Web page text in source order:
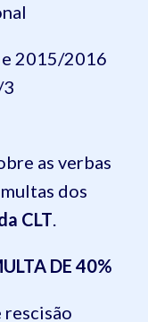
2015/2016
as verbas
dos
CLT.
DE 40%
rescisão